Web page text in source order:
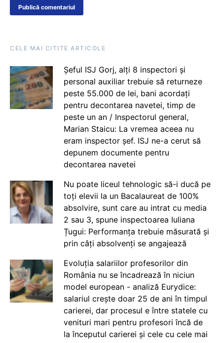
CELE MAI CITITE ARTICOLE
Șeful ISJ Gorj, alți 8 inspectori și
personal auxiliar trebuie să returneze
peste 55.000 de lei, bani acordați
pentru decontarea navetei, timp de
peste un an / Inspectorul general,
Marian Staicu: La vremea aceea nu
eram inspector șef. ISJ ne-a cerut să
depunem documente pentru
decontarea navetei
Nu poate liceul tehnologic să-i ducă pe
toți elevii la un Bacalaureat de 100%
absolvire, sunt care au intrat cu media
2 sau 3, spune inspectoarea Iuliana
Țugui: Performanța trebuie măsurată și
prin câți absolvenți se angajează
Evoluția salariilor profesorilor din
România nu se încadrează în niciun
model european - analiză Eurydice:
salariul crește doar 25 de ani în timpul
carierei, dar procesul e între statele cu
venituri mari pentru profesori încă de
la începutul carierei și cele cu cele mai